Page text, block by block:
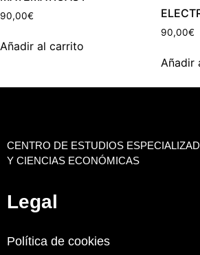
90,00€
Añadir al carrito
90,00€
Añadir
CENTRO DE ESTUDIOS
Y CIENCIAS ECONÓMICAS
Legal
Política de cookies